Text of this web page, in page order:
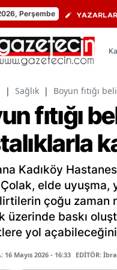
Perşembe YAZARLAR
| Sağlık | Boyun fıtığı
fıtığı
Kadıköy
elde
çoğu zaman
üzerinde baskı
yol
16 Mayıs 2026 - 16:33 EDİTÖR: